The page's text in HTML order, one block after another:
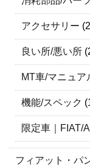
アクセサリー
良い所/悪い所
MT車/マニュア
機能/スペック
限定車｜FIAT/
フィアット・パ